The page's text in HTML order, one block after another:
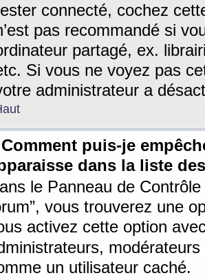
connecté, cochez
pas recommandé si
partagé, ex.
Si vous ne voyez pas
administrateur a
puis-je
dans la liste
le Panneau de
vous trouverez une
activez cette option
un utilisateur caché.